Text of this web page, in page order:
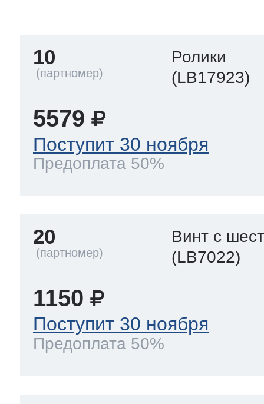
морозилок
холод.камер
10
Ролики
(LB17923)
5579
Поступит 30 ноября
Предоплата 50%
20
Винт с
(LB7022)
1150
Поступит 30 ноября
Предоплата 50%